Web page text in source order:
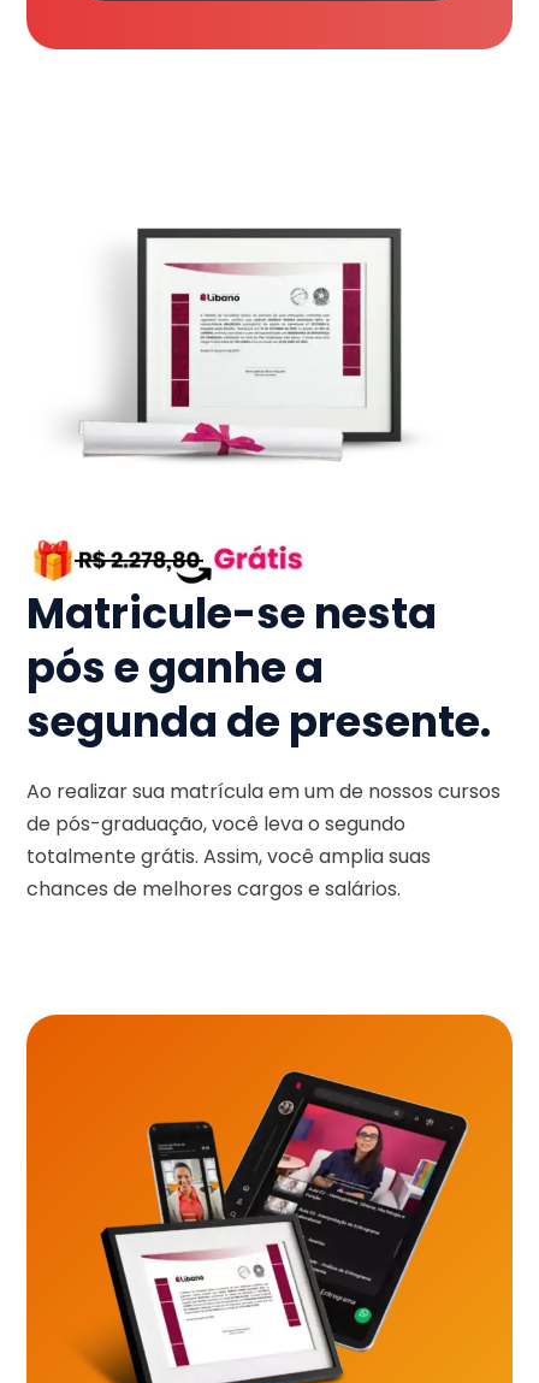
Matricule-se nesta
pós e ganhe a
segunda de presente.
Ao realizar sua matrícula em um de nossos cursos
de pós-graduação, você leva o segundo
totalmente grátis. Assim, você amplia suas
chances de melhores cargos e salários.